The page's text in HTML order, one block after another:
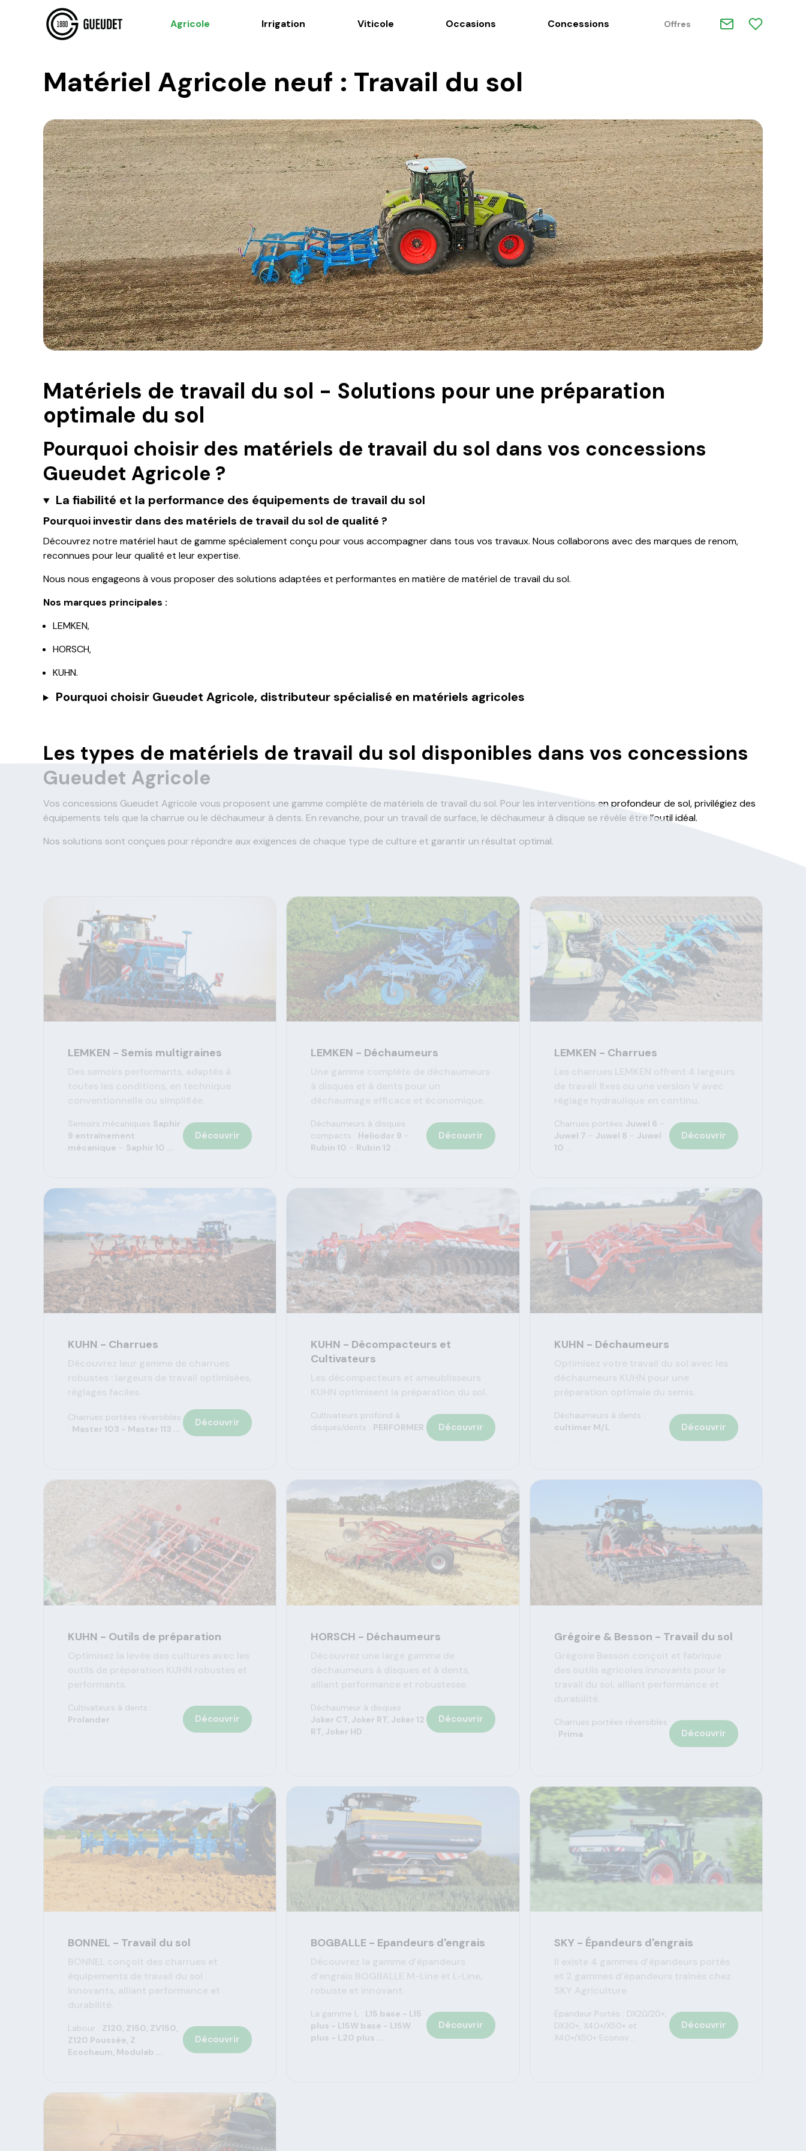
Agricole Irrigation Viticole Occasions Concessions Offres
Matériel Agricole neuf : Travail du sol
Matériels de travail du sol - Solutions pour une préparation
optimale du sol
Pourquoi choisir des matériels de travail du sol dans vos concessions
Gueudet Agricole ?
La fiabilité et la performance des équipements de travail du sol
Pourquoi investir dans des matériels de travail du sol de qualité ?
Découvrez notre matériel haut de gamme spécialement conçu pour vous accompagner dans tous vos travaux. Nous collaborons avec des marques de renom,
reconnues pour leur qualité et leur expertise.
Nous nous engageons à vous proposer des solutions adaptées et performantes en matière de matériel de travail du sol.
Nos marques principales :
LEMKEN,
HORSCH,
KUHN.
Pourquoi choisir Gueudet Agricole, distributeur spécialisé en matériels agricoles
Les types de matériels de travail du sol disponibles dans vos concessions
Gueudet Agricole
Vos concessions Gueudet Agricole vous proposent une gamme complète de matériels de travail du sol. Pour les interventions en profondeur de sol, privilégiez des
équipements tels que la charrue ou le déchaumeur à dents. En revanche, pour un travail de surface, le déchaumeur à disque se révèle être l’outil idéal.
Nos solutions sont conçues pour répondre aux exigences de chaque type de culture et garantir un résultat optimal.
LEMKEN - Semis multigraines
Semoirs mécaniques Saphir
9 entraînement
mécanique - Saphir 10 ...
Découvrir
LEMKEN - Déchaumeurs
Déchaumeurs à disques
compacts : Heliodor 9 -
Rubin 10 - Rubin 12 ...
Découvrir
LEMKEN - Charrues
Charrues portées Juwel 6 -
Juwel 7 - Juwel 8 - Juwel
10 ...
Découvrir
KUHN - Charrues
Charrues portées réversibles
: Master 103 - Master 113 ...
Découvrir
KUHN - Décompacteurs et
Cultivateurs
Cultivateurs profond à
disques/dents : PERFORMER
...
Découvrir
KUHN - Déchaumeurs
Déchaumeurs à dents :
cultimer M/L
...
Découvrir
KUHN - Outils de préparation
Cultivateurs à dents :
Prolander
Découvrir
HORSCH - Déchaumeurs
Déchaumeur à disques :
Joker CT, Joker RT, Joker 12
RT, Joker HD
Découvrir
Grégoire & Besson - Travail du sol
Charrues portées réversibles
: Prima
Découvrir
BONNEL - Travail du sol
Labour : Z120, Z150, ZV150,
Z120 Poussée, Z
Ecochaum, Modulab ...
Découvrir
BOGBALLE - Epandeurs d'engrais
La gamme L : L15 base - L15
plus - L15W base - L15W
plus - L20 plus ...
Découvrir
SKY - Épandeurs d'engrais
Epandeur Portés : DX20/20+,
DX30+, X40+/X50+ et
X40+/X50+ Econov ...
Découvrir